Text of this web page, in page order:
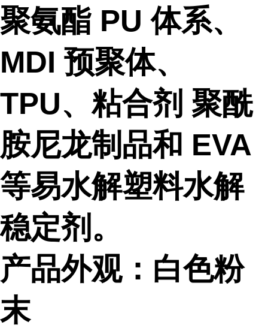
聚氨酯 PU 体系、
MDI 预聚体、
TPU、粘合剂 聚酰
胺尼龙制品和 EVA
等易水解塑料水解
稳定剂。
产品外观：白色粉
末